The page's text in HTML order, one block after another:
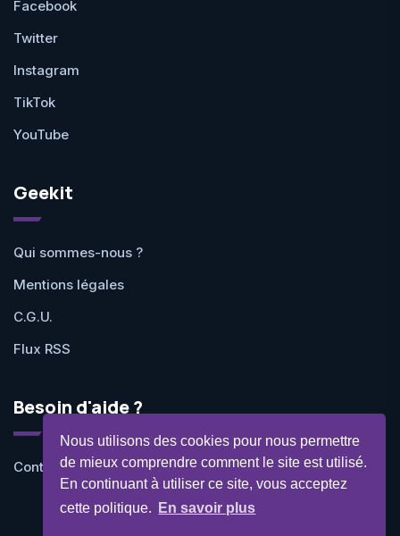
Nous utilisons des cookies pour nous permettre
de mieux comprendre comment le site est utilisé.
En continuant à utiliser ce site, vous acceptez
cette politique.
En savoir plus
Facebook
Twitter
Instagram
TikTok
YouTube
Geekit
Qui sommes-nous ?
Mentions légales
C.G.U.
Flux RSS
Besoin d'aide ?
Contactez-nous